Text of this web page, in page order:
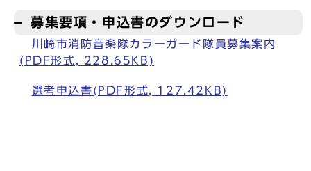
募集要項・申込書のダウンロード
川崎市消防音楽隊カラーガード隊員募集案内
(PDF形式, 228.65KB)
選考申込書(PDF形式, 127.42KB)